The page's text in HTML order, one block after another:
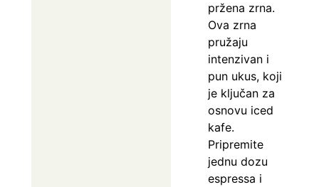
pržena zrna.
Ova zrna
pružaju
intenzivan i
pun ukus, koji
je ključan za
osnovu iced
kafe.
Pripremite
jednu dozu
espressa i